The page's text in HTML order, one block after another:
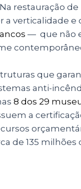
restauração
verticalidade e
— que não
que
anti-
8 dos 29
a
de 135 milhões